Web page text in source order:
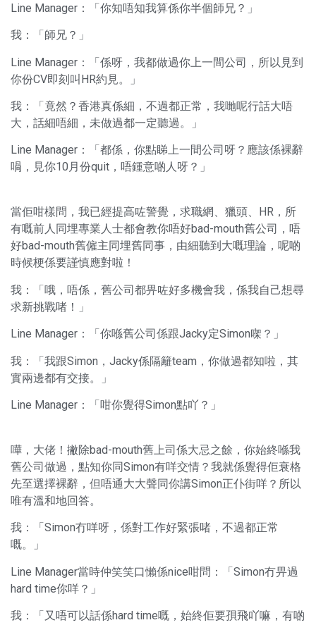
Line Manager：「你知唔知我算係你半個師兄？」
我：「師兄？」
Line Manager：「係呀，我都做過你上一間公司，所以見到
你份CV即刻叫HR約見。」
我：「竟然？香港真係細，不過都正常，我哋呢行話大唔
大，話細唔細，未做過都一定聽過。」
Line Manager：「都係，你點睇上一間公司呀？應該係裸辭
喎，見你10月份quit，唔鍾意啲人呀？」
當佢咁樣問，我已經提高咗警覺，求職網、獵頭、HR，所
有嘅前人同埋專業人士都會教你唔好bad-mouth舊公司，唔
好bad-mouth舊僱主同埋舊同事，由細聽到大嘅理論，呢啲
時候梗係要謹慎應對啦！
我：「哦，唔係，舊公司都畀咗好多機會我，係我自己想尋
求新挑戰啫！」
Line Manager：「你喺舊公司係跟Jacky定Simon㗎？」
我：「我跟Simon，Jacky係隔籬team，你做過都知啦，其
實兩邊都有交接。」
Line Manager：「咁你覺得Simon點吖？」
嘩，大佬！撇除bad-mouth舊上司係大忌之餘，你始終喺我
舊公司做過，點知你同Simon有咩交情？我就係覺得佢衰格
先至選擇裸辭，但唔通大大聲同你講Simon正仆街咩？所以
唯有溫和地回答。
我：「Simon冇咩呀，係對工作好緊張啫，不過都正常
嘅。」
Line Manager當時仲笑笑口懶係nice咁問：「Simon冇畀過
hard time你咩？」
我：「又唔可以話係hard time嘅，始終佢要孭飛吖嘛，有啲